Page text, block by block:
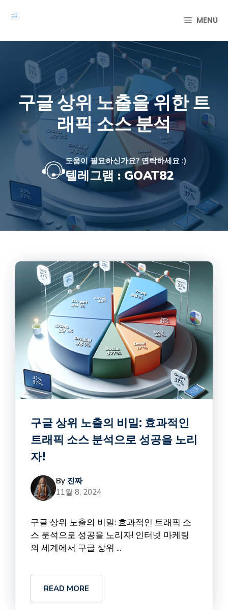
로
MENU
구글 상위 노출을 위한 트
래픽 소스 분석
도움이 필요하신가요? 연락하세요 :)
텔레그램 : GOAT82
구글 상위 노출의 비밀: 효과적인
트래픽 소스 분석으로 성공을 노리
자!
By 진짜
11월 8, 2024
구글 상위 노출의 비밀: 효과적인 트래픽 소
스 분석으로 성공을 노리자! 인터넷 마케팅
의 세계에서 구글 상위 ...
READ MORE